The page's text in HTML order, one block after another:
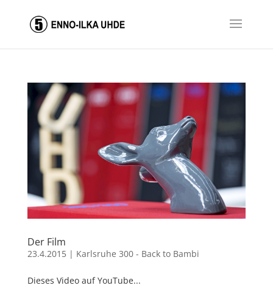
Der Film
23.4.2015| Karlsruhe 300 - Back to Bambi
Dieses Video auf YouTube...